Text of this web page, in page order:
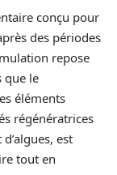
conçu pour
des périodes
repose
que le
éléments
régénératrices
est
tout en